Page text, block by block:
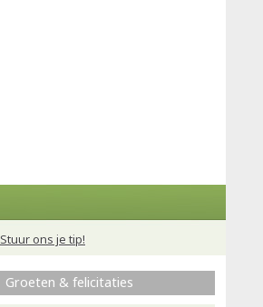
Stuur ons je tip!
Groeten & felicitaties